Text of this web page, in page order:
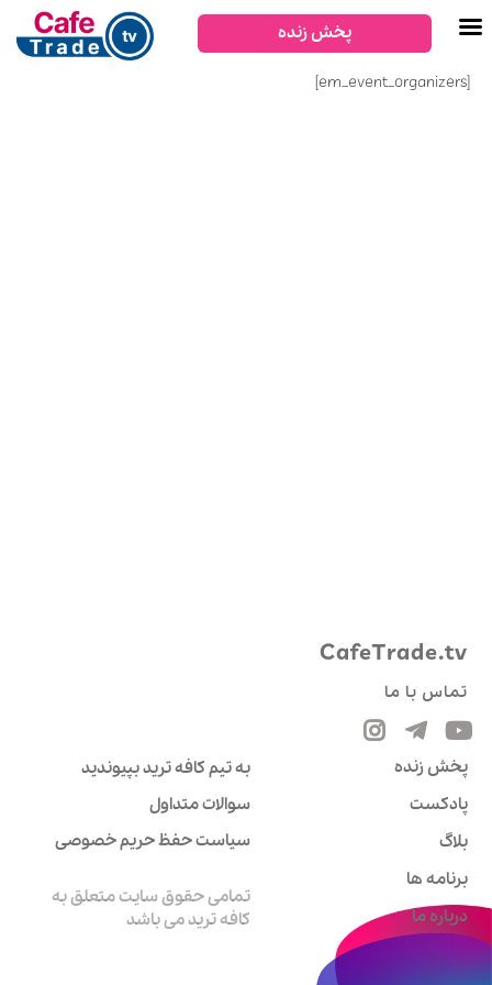
پخش زنده
[em_event_organizers]
CafeTrade.tv
تماس با ما
پخش زنده
پادکست
بلاگ
برنامه ها
درباره ما
به تیم کافه ترید بپیوندید
سوالات متداول
سیاست حفظ حریم خصوصی
تمامی حقوق سایت متعلق به
کافه ترید می باشد